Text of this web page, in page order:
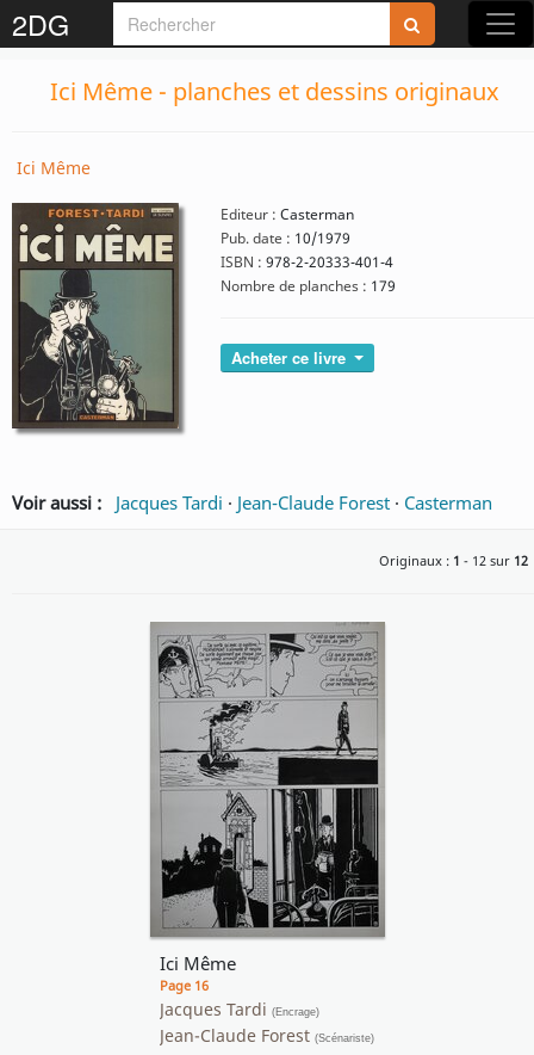
2DG
Ici Même - planches et dessins originaux
Ici Même
Editeur : Casterman
Pub. date : 10/1979
ISBN : 978-2-20333-401-4
Nombre de planches : 179
Acheter ce livre
Voir aussi : Jacques Tardi · Jean-Claude Forest · Casterman
Originaux : 1 - 12 sur 12
Ici Même
Page 16
Jacques Tardi (Encrage)
Jean-Claude Forest (Scénariste)